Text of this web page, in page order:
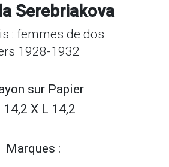
Serebriakova
: femmes de dos
1928-1932
sur Papier
14,2 X L 14,2
Marques :